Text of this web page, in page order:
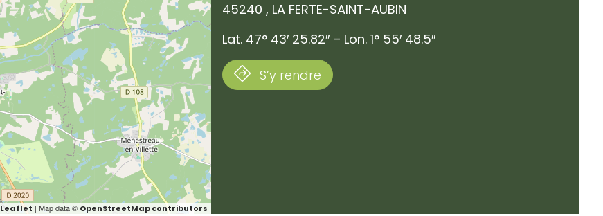
Leaflet | Map data © OpenStreetMap contributors
45240 , LA FERTE-SAINT-AUBIN
Lat. 47° 43′ 25.82″ – Lon. 1° 55′ 48.5″
S’y rendre